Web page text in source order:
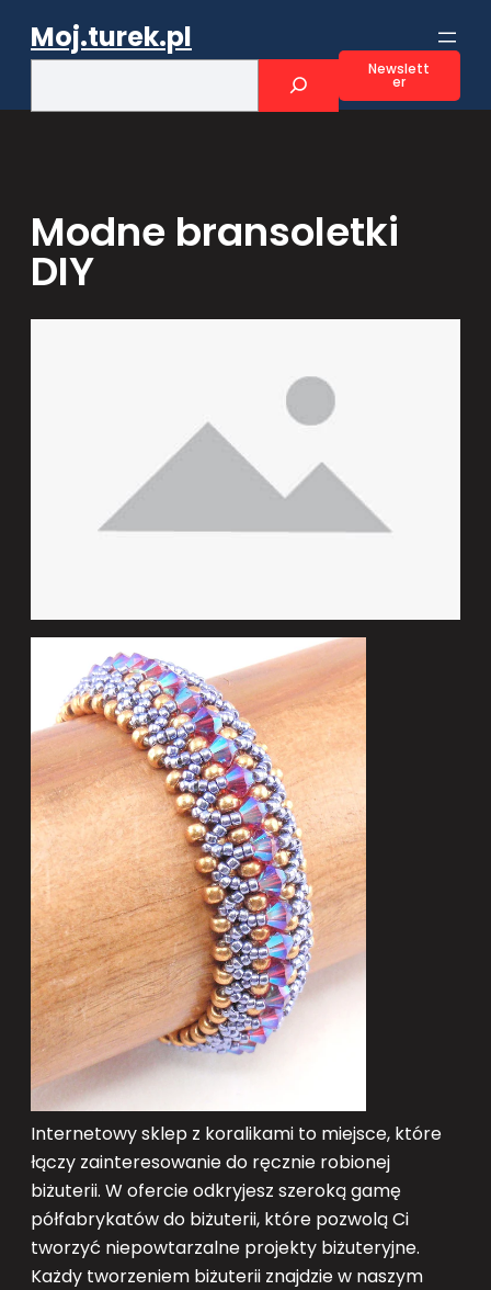
Moj.turek.pl
h
Newslett
er
Modne bransoletki
DIY
Internetowy sklep z koralikami to miejsce, które
łączy zainteresowanie do ręcznie robionej
biżuterii. W ofercie odkryjesz szeroką gamę
półfabrykatów do biżuterii, które pozwolą Ci
tworzyć niepowtarzalne projekty biżuteryjne.
Każdy tworzeniem biżuterii znajdzie w naszym